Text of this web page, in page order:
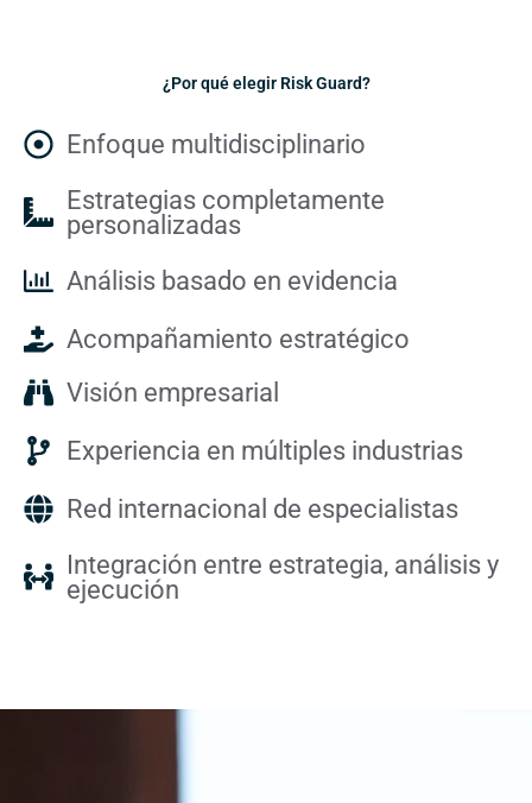
¿Por qué elegir Risk Guard?
Enfoque multidisciplinario
Estrategias completamente
personalizadas
Análisis basado en evidencia
Acompañamiento estratégico
Visión empresarial
Experiencia en múltiples industrias
Red internacional de especialistas
Integración entre estrategia, análisis y
ejecución